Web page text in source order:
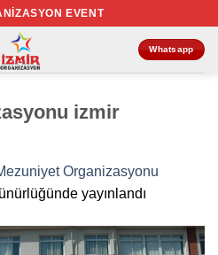
EVENT
Whatsapp
izmir
Organizasyonu
yayınlandı